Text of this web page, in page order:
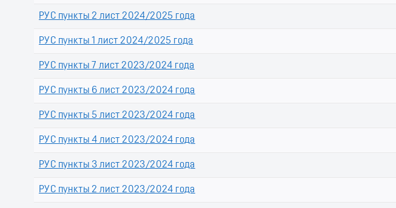
РУС пункты 2 лист 2024/2025 года
РУС пункты 1 лист 2024/2025 года
РУС пункты 7 лист 2023/2024 года
РУС пункты 6 лист 2023/2024 года
РУС пункты 5 лист 2023/2024 года
РУС пункты 4 лист 2023/2024 года
РУС пункты 3 лист 2023/2024 года
РУС пункты 2 лист 2023/2024 года